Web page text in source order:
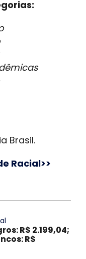
Brasil.
Racial>>
R$ 2.199,04;
R$